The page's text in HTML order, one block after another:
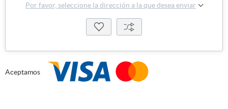
Por favor, seleccione la dirección a la que desea enviar
Aceptamos